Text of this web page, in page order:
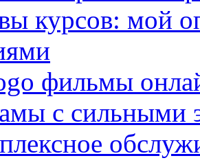
курсов: мой
фильмы
с сильными